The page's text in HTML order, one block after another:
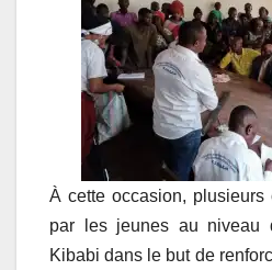
À cette occasion, plusieurs
par les jeunes au niveau
Kibabi dans le but de